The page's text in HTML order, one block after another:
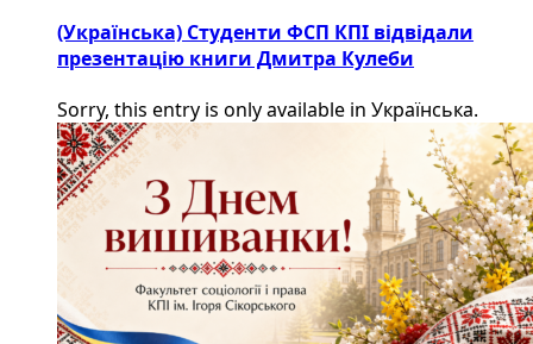
(Українська) Студенти ФСП КПІ відвідали
презентацію книги Дмитра Кулеби
Sorry, this entry is only available in Українська.